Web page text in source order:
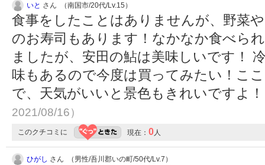
いと さん （南国市/20代/Lv.15）
食事をしたことはありませんが、野菜
のお寿司もあります！なかなか食べら
ましたが、安田の鮎は美味しいです！
味もあるので今度は買ってみたい！こ
で、天気がいいと景色もきれいですよ
2021/08/16）
このクチコミに 現在： 0 人
ひがし さん （男性/吾川郡いの町/50代/Lv.7）